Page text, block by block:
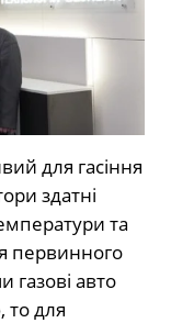
для гасіння
здатні
та
первинного
авто
то для